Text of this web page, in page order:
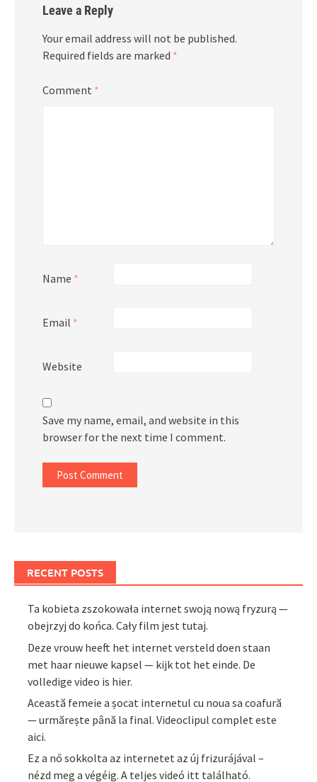
Leave a Reply
Your email address will not be published.
Required fields are marked *
Comment *
Name *
Email *
Website
Save my name, email, and website in this
browser for the next time I comment.
RECENT POSTS
Ta kobieta zszokowała internet swoją nową fryzurą —
obejrzyj do końca. Cały film jest tutaj.
Deze vrouw heeft het internet versteld doen staan
met haar nieuwe kapsel — kijk tot het einde. De
volledige video is hier.
Această femeie a șocat internetul cu noua sa coafură
— urmărește până la final. Videoclipul complet este
aici.
Ez a nő sokkolta az internetet az új frizurájával –
nézd meg a végéig. A teljes videó itt található.